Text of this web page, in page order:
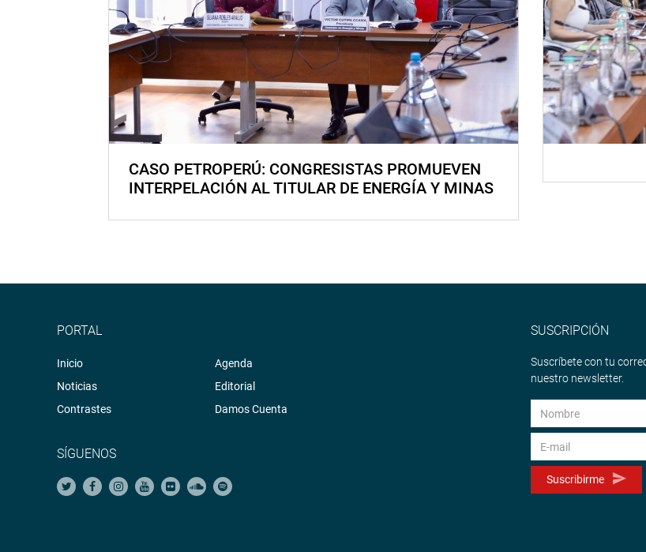
CASO PETROPERÚ: CONGRESISTAS PROMUEVEN
INTERPELACIÓN AL TITULAR DE ENERGÍA Y MINAS
PORTAL
Inicio
Noticias
Contrastes
Agenda
Editorial
Damos Cuenta
SÍGUENOS
SUSCRIPCIÓN
Suscríbete con tu
nuestro newsletter.
Suscribirme